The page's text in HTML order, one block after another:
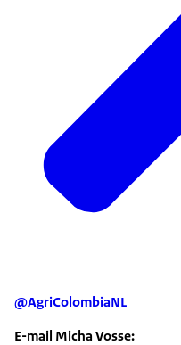
@AgriColombiaNL
E-mail Micha Vosse: